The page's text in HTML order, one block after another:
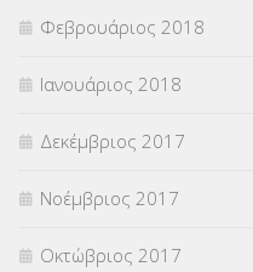
Φεβρουάριος 2018
Ιανουάριος 2018
Δεκέμβριος 2017
Νοέμβριος 2017
Οκτώβριος 2017